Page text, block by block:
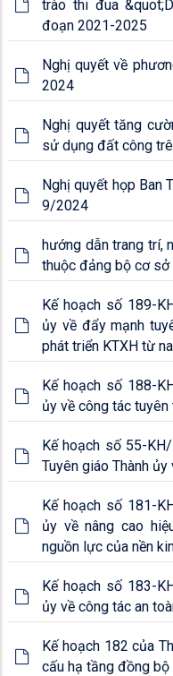
trào thi đua
đoạn 2021-2025
Nghị quyết về
2024
Nghị quyết tăng
sử dụng đất công
Nghị quyết họp Ban
9/2024
hướng dẫn trang trí,
thuộc đảng bộ cơ sở
Kế hoạch số 189-
ủy về đẩy mạnh
phát triển KTXH từ
Kế hoạch số 188-
ủy về công tác
Kế hoạch số 55-
Tuyên giáo Thành
Kế hoạch số 181-
ủy về nâng cao
nguồn lực của nền
Kế hoạch số 183-
ủy về công tác an
Kế hoạch 182 của
cấu hạ tầng đồng bộ